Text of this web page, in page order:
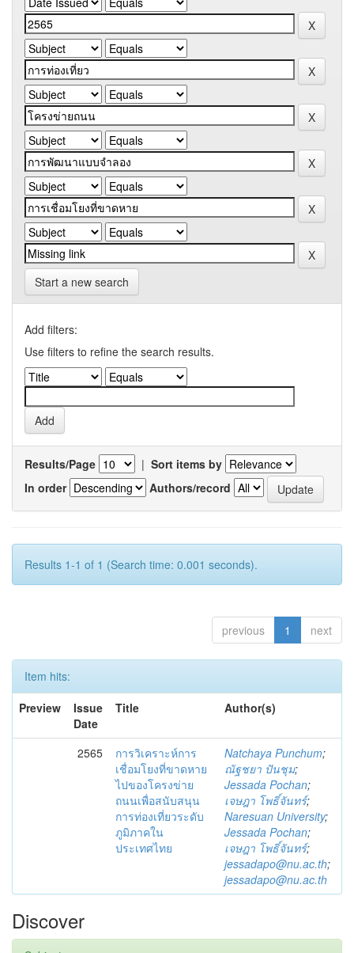
Start a new search
Add filters:
Use filters to refine the search results.
Results/Page | Sort items by
In order
Authors/record
Results 1-1 of 1 (Search time: 0.001 seconds).
previous 1 next
Item hits:
Preview
Issue
Date
Title Author(s)
2565
การวิเคราะห์การ
เชื่อมโยงที่ขาดหาย
ไปของโครงข่าย
ถนนเพื่อสนับสนุน
การท่องเที่ยวระดับ
ภูมิภาคใน
ประเทศไทย
Natchaya Punchum;
ณัฐชยา ปันชุม;
Jessada Pochan;
เจษฎา โพธิ์จันทร์;
Naresuan University;
Jessada Pochan;
เจษฎา โพธิ์จันทร์;
jessadapo@nu.ac.th;
jessadapo@nu.ac.th
Discover